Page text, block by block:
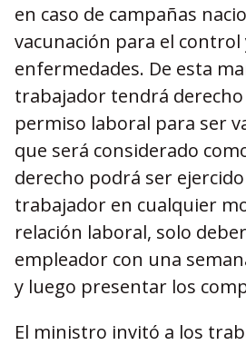
en caso de campañas
vacunación para el
enfermedades. De esta
trabajador tendrá derecho
permiso laboral para ser
que será considerado
derecho podrá ser
trabajador en cualquier
relación laboral, solo
empleador con una
y luego presentar los
El ministro invitó a los